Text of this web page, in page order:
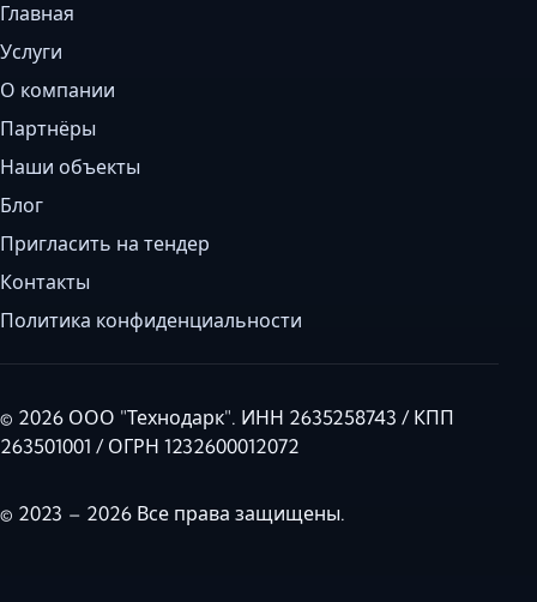
Главная
Услуги
О компании
Партнёры
Наши объекты
Блог
Пригласить на тендер
Контакты
Политика конфиденциальности
© 2026 ООО "Технодарк". ИНН 2635258743 / КПП
263501001 / ОГРН 1232600012072
© 2023 – 2026 Все права защищены.